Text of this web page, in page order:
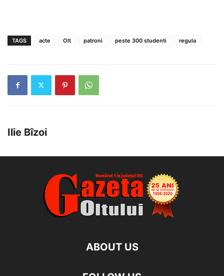
TAGS acte Olt patroni peste 300 studenti regula
Ilie Bîzoi
ABOUT US